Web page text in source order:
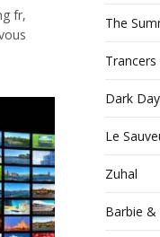
fr,
The
Trancers
Dark
Le
Zuhal
Barbie &